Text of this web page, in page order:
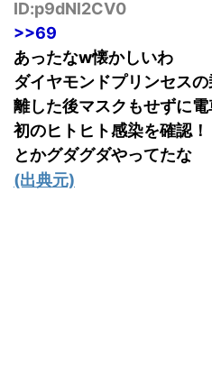
ID:p9dNl2CV0
>>69
あったなw懐かしいわ
ダイヤモンドプリンセス
離した後マスクもせずに
初のヒトヒト感染を確認！
とかグダグダやってたな
(出典元)